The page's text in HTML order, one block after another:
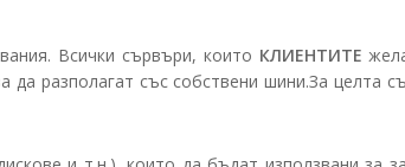
Всички сървъри, които КЛИЕНТИТЕ
разполагат със собствени шини.За целта